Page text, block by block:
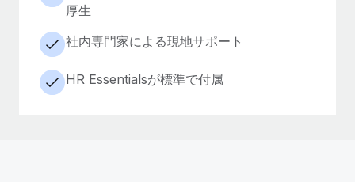
厚生
社内専門家による現地サポート
HR Essentialsが標準で付属